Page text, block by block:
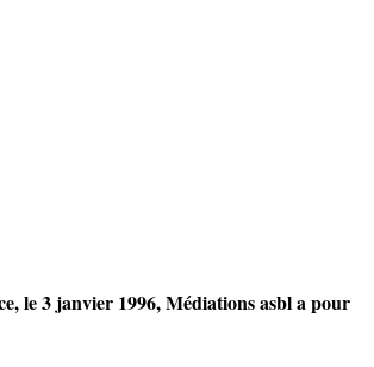
le 3 janvier 1996, Médiations asbl a pour